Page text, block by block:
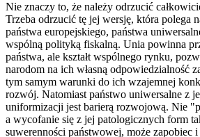
Nie znaczy to, że należy odrzucić
Trzeba odrzucić tę jej wersję, która polega
państwa europejskiego, państwa
wspólną polityką fiskalną. Unia powinna
państwa, ale kształt wspólnego rynku,
narodom na ich własną odpowiedzialność
tym samym warunki do ich wzajemnej
rozwój. Natomiast państwo uniwersalne z
uniformizacji jest barierą rozwojową. Nie
a wycofanie się z jej patologicznych form
suwerenności państwowej, może zapobiec